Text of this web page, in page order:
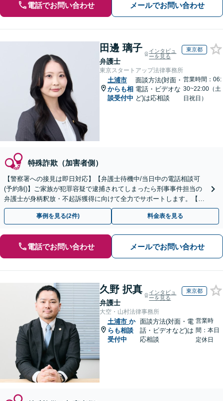
電話でお問い合わせ メールでお問い合わせ
田邊 璃子
弁護士
インタビュ
ーを見る
東京都
東京スタートアップ法律事務所
土浦市
からも相
談受付中
面談方法(対面・
電話・ビデオな
ど)は応相談
営業時間：06:
30~22:00（土
日祝日）
特殊詐欺（加害者側）
【警察署への接見は即日対応】【弁護士待機中/当日中の電話相談可
(予約制)】ご家族が犯罪容疑で逮捕されてしまったら刑事事件担当の
弁護士が身柄釈放・不起訴獲得に向けて全力でサポートします。【毎
月100名以上の相談実績】【関東エリア対応】
事例を見る(2件) 料金表を見る
電話でお問い合わせ メールでお問い合わせ
久野 択真
弁護士
インタビュ
ーを見る
東京都
大空・山村法律事務所
土浦市 か
らも相談
受付中
面談方法(対面・電
話・ビデオなど)は
応相談
営業時
間：本日
定休日